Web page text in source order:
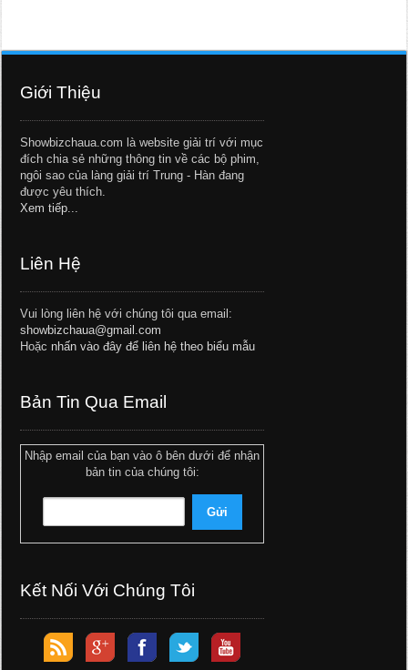
Giới Thiệu
Showbizchaua.com là website giải trí với mục
đích chia sẻ những thông tin về các bộ phim,
ngôi sao của làng giải trí Trung - Hàn đang
được yêu thích.
Xem tiếp...
Liên Hệ
Vui lòng liên hệ với chúng tôi qua email:
showbizchaua@gmail.com
Hoặc nhấn vào đây để liên hệ theo biểu mẫu
Bản Tin Qua Email
Nhập email của bạn vào ô bên dưới để nhận
bản tin của chúng tôi:
Kết Nối Với Chúng Tôi